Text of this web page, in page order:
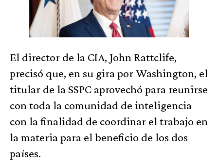
El director de la CIA, John Rattclife,
precisó que, en su gira por Washington, el
titular de la SSPC aprovechó para reunirse
con toda la comunidad de inteligencia
con la finalidad de coordinar el trabajo en
la materia para el beneficio de los dos
países.